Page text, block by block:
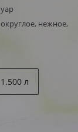
нежное,
1.500 л